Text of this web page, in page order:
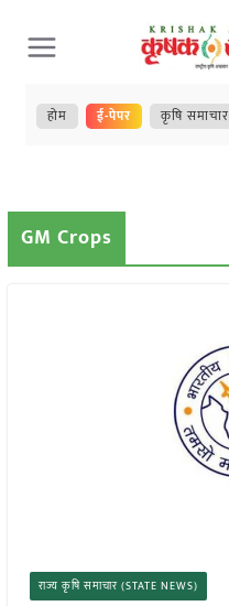
Skip
to
content
होम ई-पेपर कृषि समाचार
GM Crops
राज्य कृषि समाचार (STATE NEWS)